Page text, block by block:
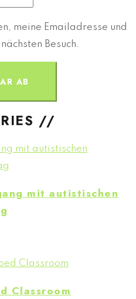
meine Emailadresse und
Besuch.
//
mit autistischen
Classroom